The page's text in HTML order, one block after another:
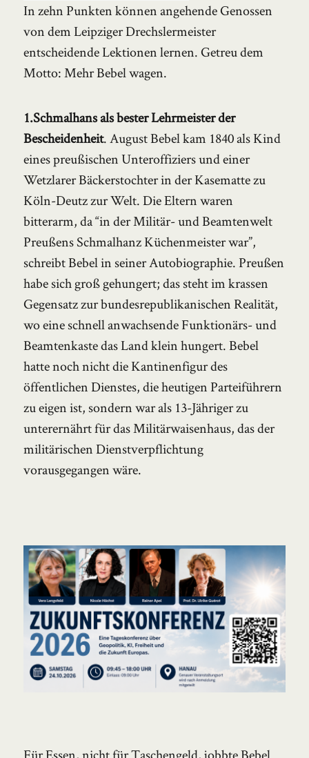
In zehn Punkten können angehende Genossen
von dem Leipziger Drechslermeister
entscheidende Lektionen lernen. Getreu dem
Motto: Mehr Bebel wagen.
1.Schmalhans als bester Lehrmeister der
Bescheidenheit. August Bebel kam 1840 als Kind
eines preußischen Unteroffiziers und einer
Wetzlarer Bäckerstochter in der Kasematte zu
Köln-Deutz zur Welt. Die Eltern waren
bitterarm, da “in der Militär- und Beamtenwelt
Preußens Schmalhanz Küchenmeister war”,
schreibt Bebel in seiner Autobiographie. Preußen
habe sich groß gehungert; das steht im krassen
Gegensatz zur bundesrepublikanischen Realität,
wo eine schnell anwachsende Funktionärs- und
Beamtenkaste das Land klein hungert. Bebel
hatte noch nicht die Kantinenfigur des
öffentlichen Dienstes, die heutigen Parteiführern
zu eigen ist, sondern war als 13-Jähriger zu
unterernährt für das Militärwaisenhaus, das der
militärischen Dienstverpflichtung
vorausgegangen wäre.